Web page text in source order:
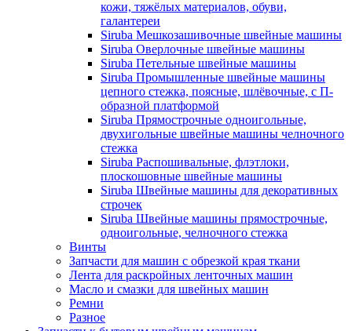
кожи, тяжёлых материалов, обуви,
галантереи
Siruba Мешкозашивочные швейные машины
Siruba Оверлочные швейные машины
Siruba Петельные швейные машины
Siruba Промышленные швейные машины
цепного стежка, поясные, шлёвочные, с П-
образной платформой
Siruba Прямострочные одноигольные,
двухигольные швейные машины челночного
стежка
Siruba Распошивальные, флэтлоки,
плоскошовные швейные машины
Siruba Швейные машины для декоративных
строчек
Siruba Швейные машины прямострочные,
одноигольные, челночного стежка
Винты
Запчасти для машин с обрезкой края ткани
Лента для раскройных ленточных машин
Масло и смазки для швейных машин
Ремни
Разное